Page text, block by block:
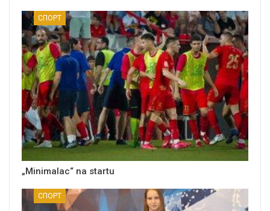
СПОРТ
„Minimalac“ na startu
СПОРТ